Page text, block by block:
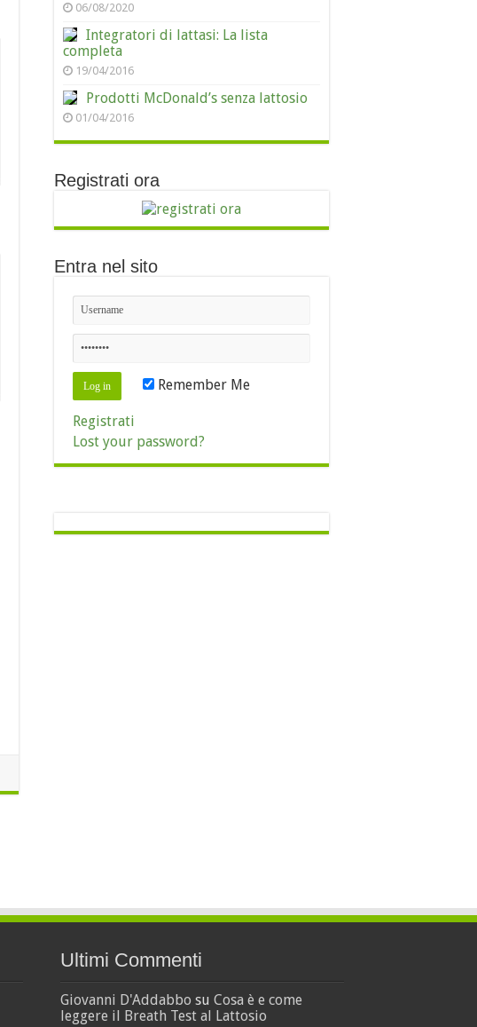
06/08/2020
Integratori di lattasi: La lista
completa
19/04/2016
Prodotti McDonald’s senza lattosio
01/04/2016
Registrati ora
Entra nel sito
Remember Me
Registrati
Lost your password?
Ultimi Commenti
Giovanni D'Addabbo su Cosa è e come
leggere il Breath Test al Lattosio